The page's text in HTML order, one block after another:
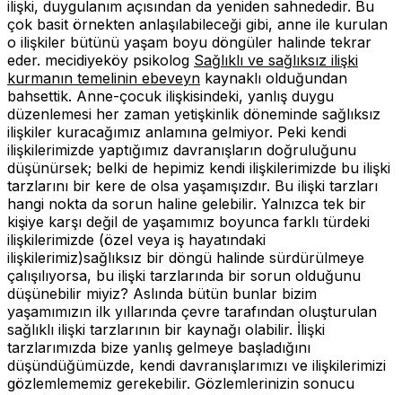
ilişki, duygulanım açısından da yeniden sahnededir. Bu
çok basit örnekten anlaşılabileceği gibi, anne ile kurulan
o ilişkiler bütünü yaşam boyu döngüler halinde tekrar
eder. mecidiyeköy psikolog Sağlıklı ve sağlıksız ilişki
kurmanın temelinin ebeveyn kaynaklı olduğundan
bahsettik. Anne-çocuk ilişkisindeki, yanlış duygu
düzenlemesi her zaman yetişkinlik döneminde sağlıksız
ilişkiler kuracağımız anlamına gelmiyor. Peki kendi
ilişkilerimizde yaptığımız davranışların doğruluğunu
düşünürsek; belki de hepimiz kendi ilişkilerimizde bu ilişki
tarzlarını bir kere de olsa yaşamışızdır. Bu ilişki tarzları
hangi nokta da sorun haline gelebilir. Yalnızca tek bir
kişiye karşı değil de yaşamımız boyunca farklı türdeki
ilişkilerimizde (özel veya iş hayatındaki
ilişkilerimiz)sağlıksız bir döngü halinde sürdürülmeye
çalışılıyorsa, bu ilişki tarzlarında bir sorun olduğunu
düşünebilir miyiz? Aslında bütün bunlar bizim
yaşamımızın ilk yıllarında çevre tarafından oluşturulan
sağlıklı ilişki tarzlarının bir kaynağı olabilir. İlişki
tarzlarımızda bize yanlış gelmeye başladığını
düşündüğümüzde, kendi davranışlarımızı ve ilişkilerimizi
gözlemlememiz gerekebilir. Gözlemlerinizin sonucu